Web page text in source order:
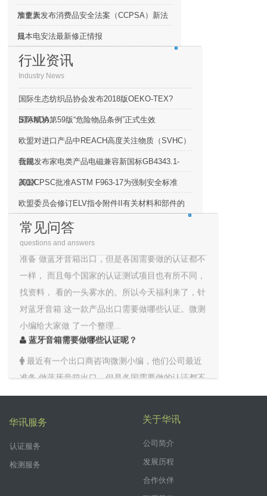
准更新
加拿大发布消费品安全法案（CCPSA）新法
规
日本电安法最新修正情报
行业资讯
Industry News
国际生态纺织品协会发布2018版OEKO-TEX?
STANDA..
国际航协第59版“危险物品条例”正式生效
欧盟对进口产品中REACH高度关注物质（SVHC）
合规..
我国发布家电类产品电磁兼容新国标GB4343.1-
201X
美国CPSC批准ASTM F963-17为强制安全标准
欧盟委员会修订ELV指令附件II有关材料和部件的
豁..
常见问答
questions and answers
蓝牙音箱需要做哪些认证呢？
最近有一个出口商咨询微测小编，他们公司最近
准备 做蓝牙音箱出口，但是各国需要做的认证都不
一样， 而且每个国家的认证测试项目也有所不同，
找资料， 看的一头雾水的。所以今天福利来了，针
对蓝牙音箱 这一款产品出口需要做哪些认证。微测
小编给大家做 了一个整理...
蓝牙音箱需要做哪些认证呢？
准备 做蓝牙音箱出口，但是各国需要做的认证都不
对蓝牙音箱 这一款产品出口需要做哪些认证。微测
蓝牙音箱需要做哪些认证呢？
最近有一个出口商咨询微测小编，他们公司最近
准备 做蓝牙音箱出口，但是各国需要做的认证都不
华讯服务
认证服务
检测服务
关于华讯
公司简介
发展历程
合作伙伴